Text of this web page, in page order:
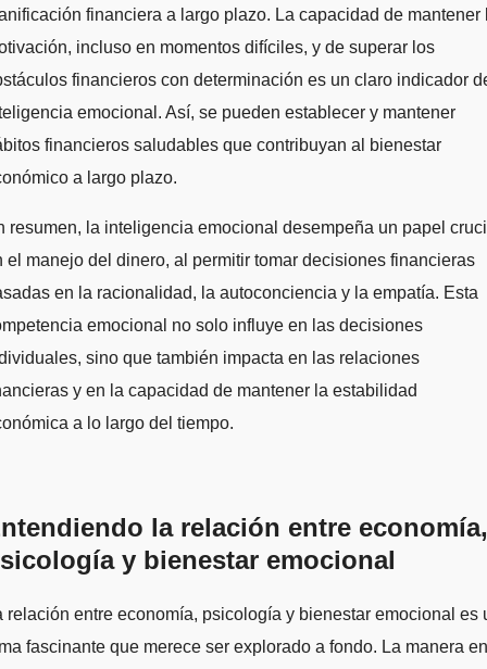
financiera a largo plazo. La capacidad de mantener
incluso en momentos difíciles, y de superar los
financieros con determinación es un claro indicador
emocional. Así, se pueden establecer y mantener
financieros saludables que contribuyan al bienestar
a largo plazo.
resumen, la inteligencia emocional desempeña un papel
el manejo del dinero, al permitir tomar decisiones financieras
en la racionalidad, la autoconciencia y la empatía. Esta
emocional no solo influye en las decisiones
sino que también impacta en las relaciones
y en la capacidad de mantener la estabilidad
a lo largo del tiempo.
la relación entre economía,
y bienestar emocional
relación entre economía, psicología y bienestar emocional es
fascinante que merece ser explorado a fondo. La manera en